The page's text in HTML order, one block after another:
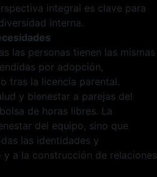
integral es clave para
interna.
las personas tienen las mismas
por adopción,
tras la licencia parental.
y bienestar a parejas del
de horas libres. La
del equipo, sino que
las identidades y
a la construcción de relaciones